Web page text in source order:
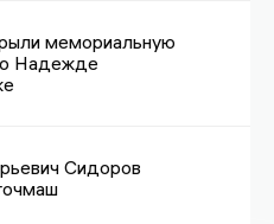
мемориальную
о Надежде
Сидоров